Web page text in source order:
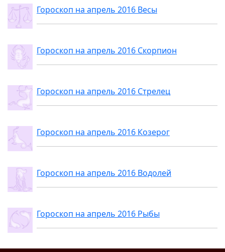
Гороскоп на апрель 2016 Весы
Гороскоп на апрель 2016 Скорпион
Гороскоп на апрель 2016 Стрелец
Гороскоп на апрель 2016 Козерог
Гороскоп на апрель 2016 Водолей
Гороскоп на апрель 2016 Рыбы